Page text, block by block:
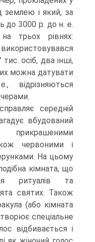
землею і який, за
до 3000 р. до н. е.
трьох рівнях:
осіб, два інші,
можна датувати
середній
вбу­дований
червоними і
На цьому
кім­ната, що
ритуалів та
святих. Також
(або кімната
спеціальне
відбивається і